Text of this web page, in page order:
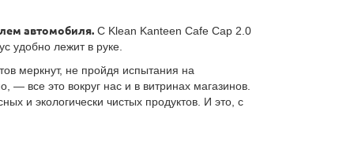
автомобиля. С Klean Kanteen Cafe Cap 2.0
удобно лежит в руке.
меркнут, не пройдя испытания на
все это вокруг нас и в витринах магазинов.
и экологически чистых продуктов. И это, с